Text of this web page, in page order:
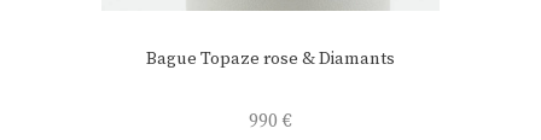
Bague Topaze rose & Diamants
990 €